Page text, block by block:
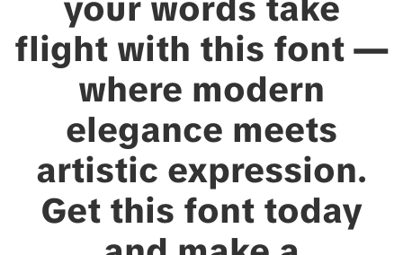
flight with this font —
where modern
elegance meets
artistic expression.
Get this font today